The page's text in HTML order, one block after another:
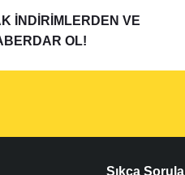
İNDİRİMLERDEN VE
OL!
Sıkça